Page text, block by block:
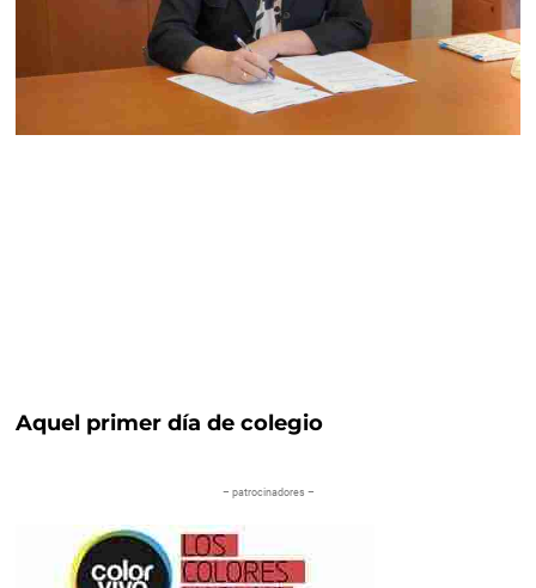
Aquel primer día de colegio
– patrocinadores –